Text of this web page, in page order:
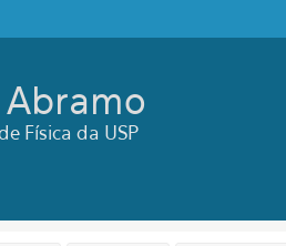
Abramo
Física da USP